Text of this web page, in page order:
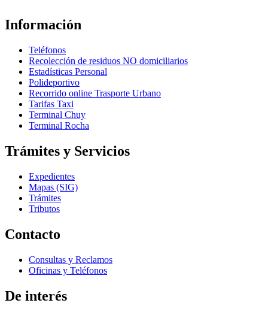
Información
Teléfonos
Recolección de residuos NO domiciliarios
Estadísticas Personal
Polideportivo
Recorrido online Trasporte Urbano
Tarifas Taxi
Terminal Chuy
Terminal Rocha
Trámites y Servicios
Expedientes
Mapas (SIG)
Trámites
Tributos
Contacto
Consultas y Reclamos
Oficinas y Teléfonos
De interés